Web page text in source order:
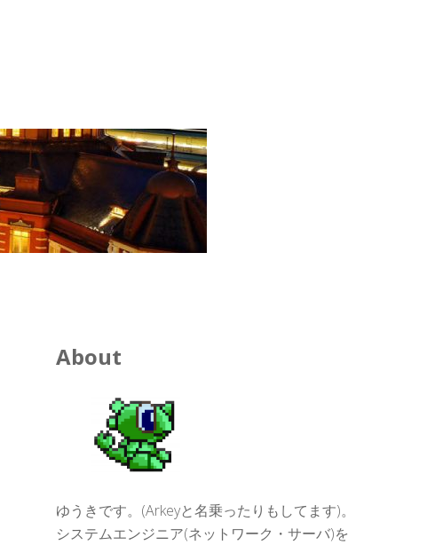
About
ゆうきです。(Arkeyと名乗ったりもしてます)。
システムエンジニア(ネットワーク・サーバ)を